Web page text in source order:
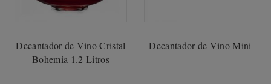
Decantador de Vino Cristal
Bohemia 1.2 Litros
Decantador de Vino Mini